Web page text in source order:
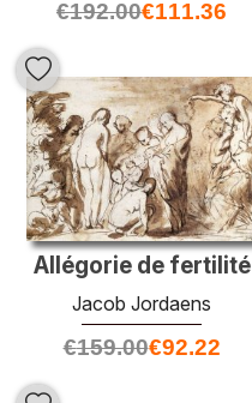
€192.00€111.36
Allégorie de fertilité
Jacob Jordaens
€159.00€92.22